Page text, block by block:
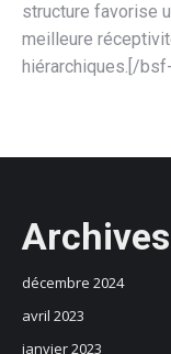
structure favorise
meilleure
hiérarchiques.[/
Archives
décembre 2024
avril 2023
janvier 2023